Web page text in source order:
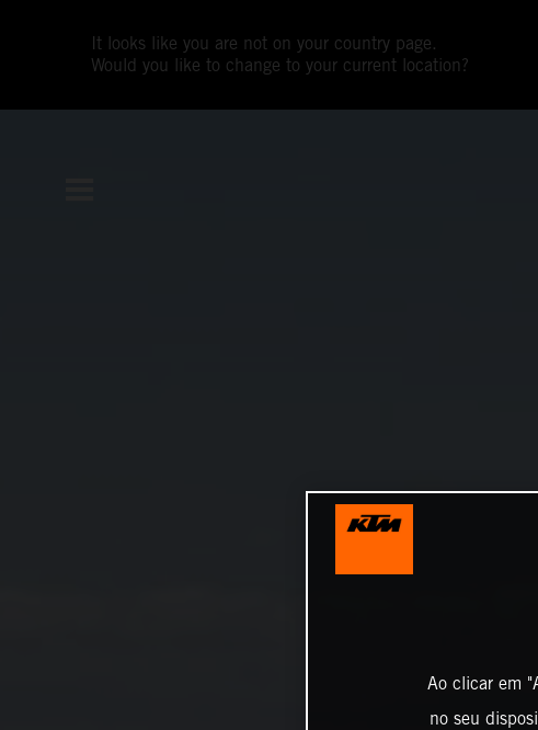
It looks like you are not on your country page.
Would you like to change to your current location?
Ao clicar em
no seu